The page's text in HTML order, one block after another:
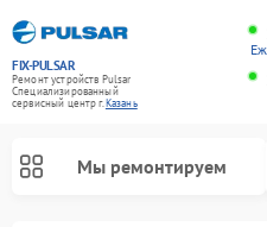
FIX-PULSAR
Ремонт устройств Pulsar
Специализированный
cервисный центр г.Казань
Мы ремонтируем